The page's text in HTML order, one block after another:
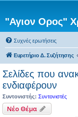
"Αγιον Ορος"
Συχνές ερωτήσεις
Ευρετήριο Δ. Συζήτησης
Σελίδες που
ενδιαφέρουν
Συντονιστής: Συντονιστές
Νέο Θέμα